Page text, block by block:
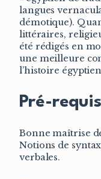
langues
démotique).
littéraires,
été rédigés en
une meilleure
l’histoire
Pré-requis
Bonne maîtrise
Notions de
verbales.